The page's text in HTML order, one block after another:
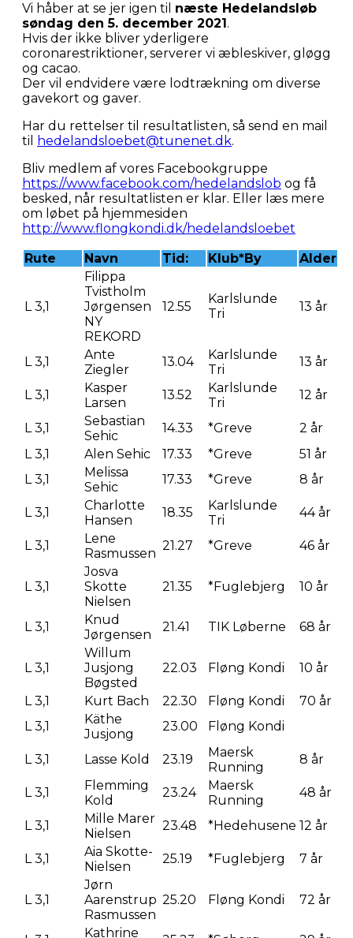
Vi håber at se jer igen til næste Hedelandsløb
søndag den 5. december 2021.
Hvis der ikke bliver yderligere
coronarestriktioner, serverer vi æbleskiver, gløgg
og cacao.
Der vil endvidere være lodtrækning om diverse
gavekort og gaver.
Har du rettelser til resultatlisten, så send en mail
til
hedelandsloebet@tunenet.dk.
Bliv medlem af vores Facebookgruppe
https://www.facebook.com/hedelandslob og få
besked, når resultatlisten er klar. Eller læs mere
om løbet på hjemmesiden
http://www.flongkondi.dk/hedelandsloebet
Rute
Navn Tid: Klub*By Alder
L 3,1
Filippa
Tvistholm
Jørgensen
NY
REKORD
12.55
Karlslunde
Tri
13 år
L 3,1
Ante
Ziegler
13.04
Karlslunde
Tri
13 år
L 3,1
Kasper
Larsen
13.52
Karlslunde
Tri
12 år
L 3,1
Sebastian
Sehic
14.33 *Greve
2 år
L 3,1
Alen Sehic 17.33 *Greve
51 år
L 3,1
Melissa
Sehic
17.33 *Greve 8 år
L 3,1
Charlotte
Hansen
18.35
Karlslunde
Tri
44 år
L 3,1
Lene
Rasmussen
21.27 *Greve 46 år
L 3,1
Josva
Skotte
Nielsen
21.35 *Fuglebjerg 10 år
L 3,1
Knud
Jørgensen
21.41 TIK Løberne 68 år
L 3,1
Willum
Jusjong
Bøgsted
22.03 Fløng Kondi 10 år
L 3,1 Kurt Bach 22.30 Fløng Kondi
70 år
L 3,1
Käthe
Jusjong
23.00 Fløng Kondi
L 3,1 Lasse Kold 23.19
Maersk
Running
8 år
L 3,1
Flemming
Kold
23.24
Maersk
Running
48 år
L 3,1
Mille Marer
Nielsen
23.48 *Hedehusene 12 år
L 3,1
Aia Skotte-
Nielsen
25.19 *Fuglebjerg 7 år
L 3,1
Jørn
Aarenstrup
Rasmussen
25.20 Fløng Kondi 72 år
Kathrine